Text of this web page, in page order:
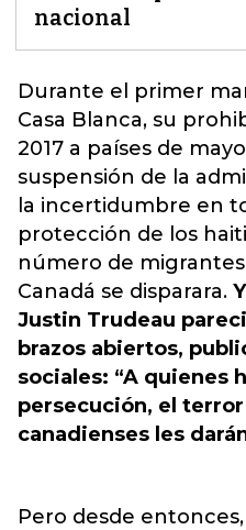
nacional
Durante el primer
Casa Blanca, su
2017 a países de
suspensión de la
la incertidumbre en
protección de los
número de
Canadá se disparara.
Justin Trudeau
brazos abiertos,
sociales: “A quienes
persecución, el
canadienses les
Pero desde